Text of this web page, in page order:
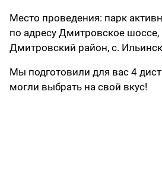
Место проведения: парк
по адресу Дмитровское
Дмитровский район, с.
Мы подготовили для вас 4
могли выбрать на свой вкус!